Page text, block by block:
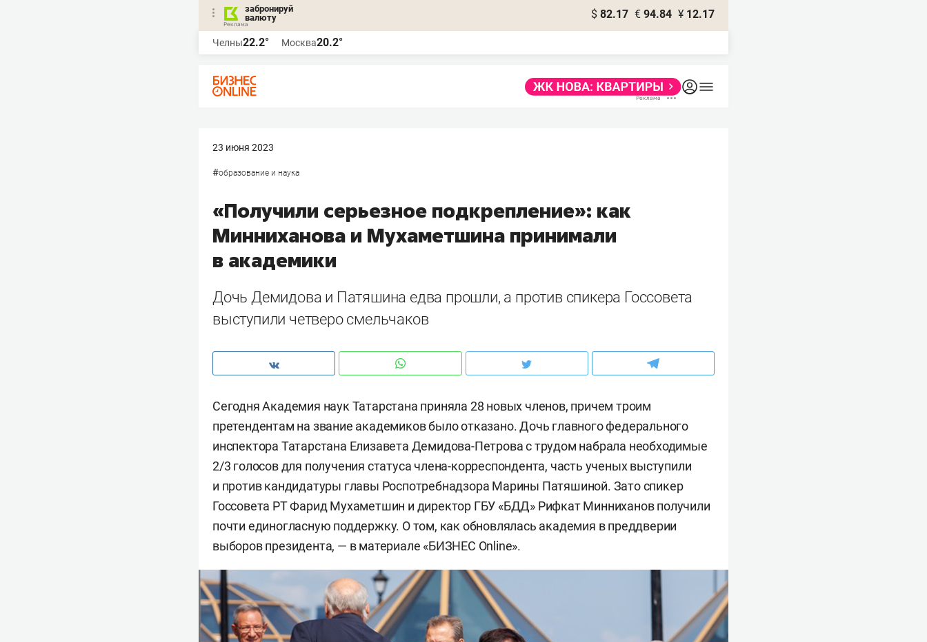
забронируй
валюту
$ 82.17 € 94.84 ¥ 12.17
Челны22.2° Москва20.2°
23 июня 2023
#образование и наука
«Получили серьезное подкрепление»: как
Минниханова и Мухаметшина принимали
в академики
Дочь Демидова и Патяшина едва прошли, а против спикера Госсовета
выступили четверо смельчаков
Сегодня Академия наук Татарстана приняла 28 новых членов, причем троим
претендентам на звание академиков было отказано. Дочь главного федерального
инспектора Татарстана Елизавета Демидова-Петрова с трудом набрала необходимые
2/3 голосов для получения статуса члена-корреспондента, часть ученых выступили
и против кандидатуры главы Роспотребнадзора Марины Патяшиной. Зато спикер
Госсовета РТ Фарид Мухаметшин и директор ГБУ «БДД» Рифкат Минниханов получили
почти единогласную поддержку. О том, как обновлялась академия в преддверии
выборов президента, — в материале «БИЗНЕС Online».